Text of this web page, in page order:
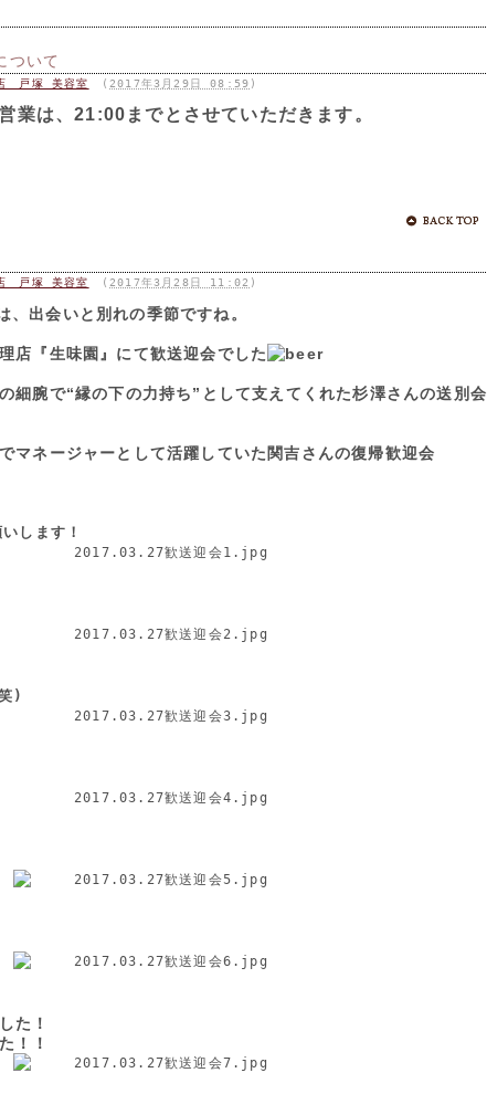
いて
戸塚 美容室 ( 2017年3月29日 08:59 )
業は、21:00までとさせていただきます。
戸塚 美容室 ( 2017年3月28日 11:02 )
、出会いと別れの季節ですね。
店『生味園』にて歓送迎会でした
細腕で“縁の下の力持ち”として支えてくれた杉澤さんの送別会
マネージャーとして活躍していた関吉さんの復帰歓迎会
します！
)
た！
！！